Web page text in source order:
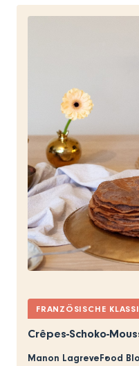
FRANZÖSISCHE
Crêpes-Schoko-
Manon LagreveFood